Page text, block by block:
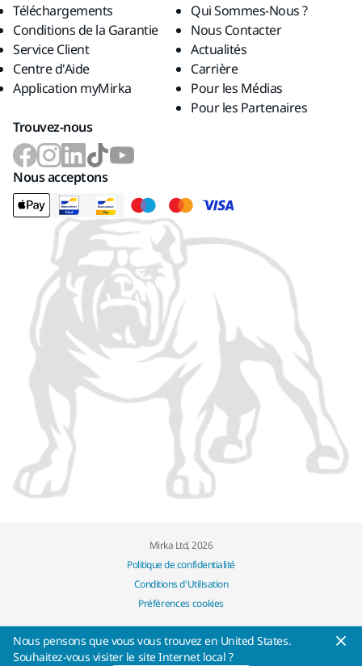
Téléchargements
Conditions de la Garantie
Service Client
Centre d'Aide
Application myMirka
Qui Sommes-Nous ?
Nous Contacter
Actualités
Carrière
Pour les Médias
Pour les Partenaires
Trouvez-nous
Nous acceptons
Mirka Ltd, 2026
Politique de confidentialité
Conditions d'Utilisation
Préférences cookies
Nous pensons que vous vous trouvez en United States.
Souhaitez-vous visiter le site Internet local ?